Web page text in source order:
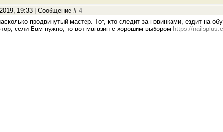
19:33 | Сообщение # 4
продвинутый мастер. Тот, кто следит за новинками, ездит на
если Вам нужно, то вот магазин с хорошим выбором https://